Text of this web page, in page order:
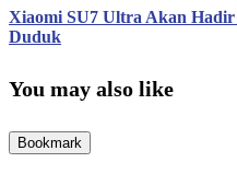
Xiaomi SU7 Ultra Akan
Duduk
You may also like
Bookmark